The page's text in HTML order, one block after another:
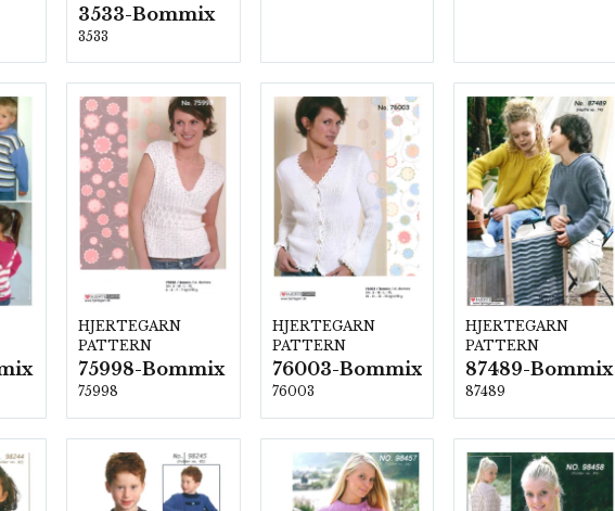
3533-Bommix
3533
HJERTEGARN
PATTERN
75998-Bommix
75998
HJERTEGARN
PATTERN
76003-Bommix
76003
HJERTEGARN
PATTERN
87489-Bommix
87489